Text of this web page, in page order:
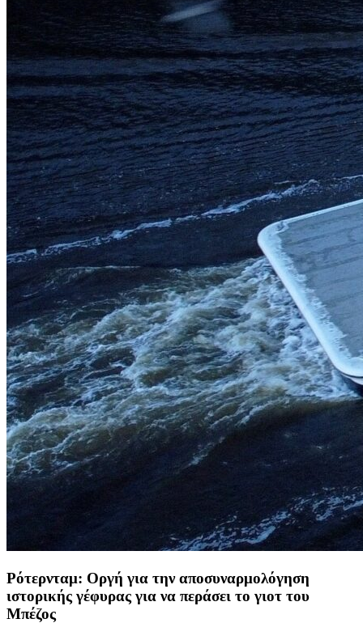
Ρότερνταμ: Οργή για την αποσυναρμολόγηση
ιστορικής γέφυρας για να περάσει το γιοτ του
Μπέζος